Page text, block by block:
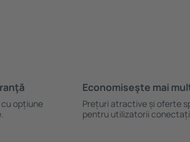
opțiune
Economiseşte mai
Prețuri atractive și oferte
pentru utilizatorii